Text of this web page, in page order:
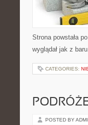
Strona powstała
wyglądał jak z
CATEGORIES:
POSTED BY